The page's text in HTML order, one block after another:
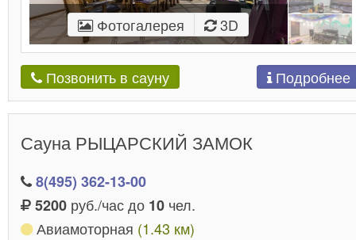
Фотогалерея 3D
Позвонить в сауну Подробнее
Сауна РЫЦАРСКИЙ ЗАМОК
8(495) 362-13-00
5200 руб./час до 10 чел.
Авиамоторная (1.43 км)